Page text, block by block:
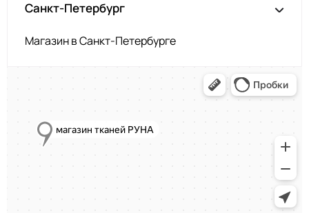
Санкт-Петербург
Магазин в Санкт-Петербурге